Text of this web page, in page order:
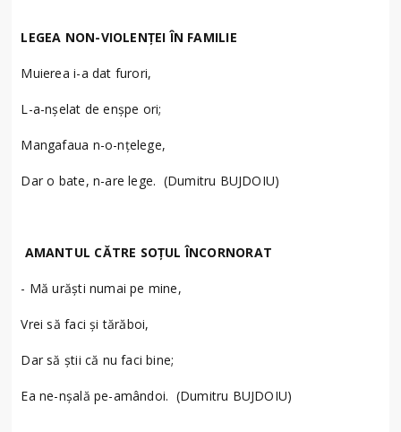
LEGEA NON-VIOLENȚEI ÎN FAMILIE
Muierea i-a dat furori,
L-a-nșelat de enșpe ori;
Mangafaua n-o-nțelege,
Dar o bate, n-are lege. (Dumitru BUJDOIU)
AMANTUL CĂTRE SOȚUL ÎNCORNORAT
- Mă urăști numai pe mine,
Vrei să faci și tărăboi,
Dar să știi că nu faci bine;
Ea ne-nșală pe-amândoi. (Dumitru BUJDOIU)